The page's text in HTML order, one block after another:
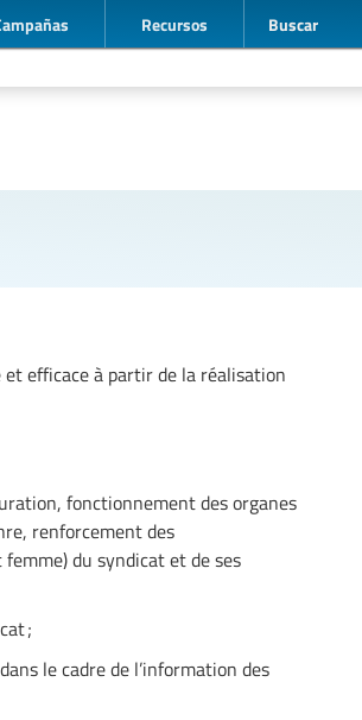
Recursos Buscar
efficace à partir de la réalisation
fonctionnement des organes
renforcement des
du syndicat et de ses
;
le cadre de l’information des